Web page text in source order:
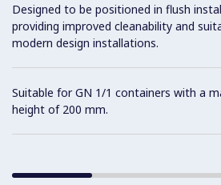
Designed to be positioned in flush
providing improved cleanability and
modern design installations.
Suitable for GN 1/1 containers with a
height of 200 mm.